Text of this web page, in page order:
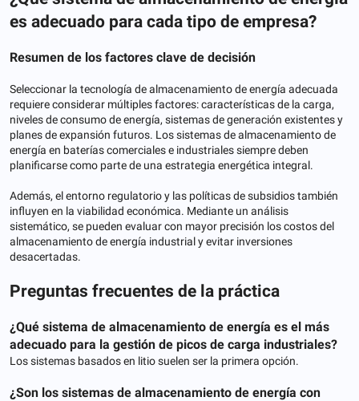
es adecuado para cada tipo de empresa?
Resumen de los factores clave de decisión
Seleccionar la tecnología de almacenamiento de energía adecuada
requiere considerar múltiples factores: características de la carga,
niveles de consumo de energía, sistemas de generación existentes y
planes de expansión futuros. Los sistemas de almacenamiento de
energía en baterías comerciales e industriales siempre deben
planificarse como parte de una estrategia energética integral.
Además, el entorno regulatorio y las políticas de subsidios también
influyen en la viabilidad económica. Mediante un análisis
sistemático, se pueden evaluar con mayor precisión los costos del
almacenamiento de energía industrial y evitar inversiones
desacertadas.
Preguntas frecuentes de la práctica
¿Qué sistema de almacenamiento de energía es el más
adecuado para la gestión de picos de carga industriales?
Los sistemas basados ​​en litio suelen ser la primera opción.
¿Son los sistemas de almacenamiento de energía con